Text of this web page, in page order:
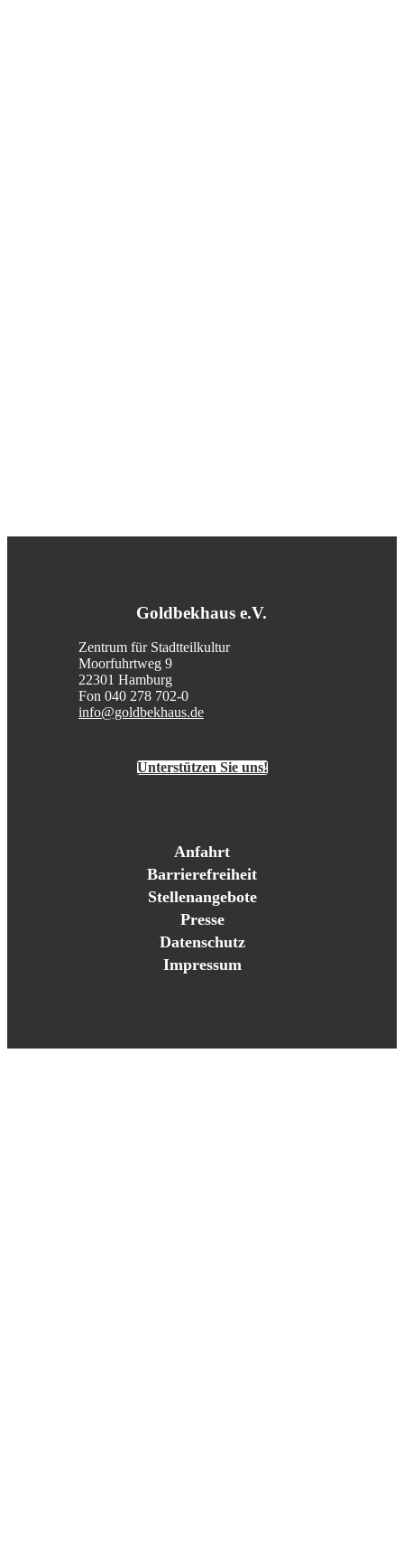
Goldbekhaus e.V.
Zentrum für Stadtteilkultur
Moorfuhrtweg 9
22301 Hamburg
Fon 040 278 702-0
info@goldbekhaus.de
Unterstützen Sie uns!
Anfahrt
Barrierefreiheit
Stellenangebote
Presse
Datenschutz
Impressum